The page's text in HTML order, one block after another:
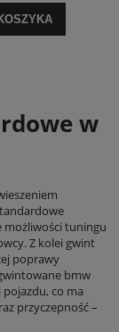
w
możliwości tuningu
Z kolei gwint
poprawy
bmw
co ma
przyczepność –